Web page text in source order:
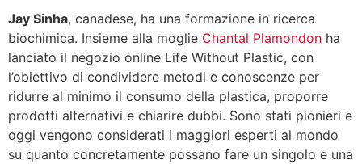
Jay Sinha, canadese, ha una formazione in ricerca
biochimica. Insieme alla moglie Chantal Plamondon ha
lanciato il negozio online Life Without Plastic, con
l’obiettivo di condividere metodi e conoscenze per
ridurre al minimo il consumo della plastica, proporre
prodotti alternativi e chiarire dubbi. Sono stati pionieri e
oggi vengono considerati i maggiori esperti al mondo
su quanto concretamente possano fare un singolo e una